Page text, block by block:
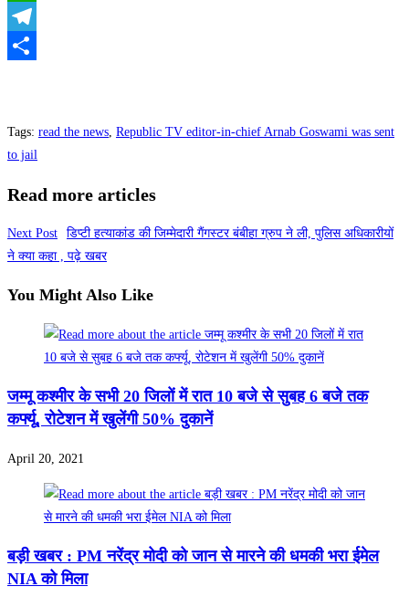
WhatsApp
Telegram
Tags: read the news Republic TV editor-in-chief Arnab Goswami was sent
to jail
Read more articles
Next Post
डिप्टी हत्याकांड की जिम्मेदारी गैंगस्टर बंबीहा ग्रुप ने ली, पुलिस अधिकारीयों
ने क्या कहा , पढ़े खबर
You Might Also Like
जम्मू कश्मीर के सभी 20 जिलों में रात 10 बजे से सुबह 6 बजे तक
कर्फ्यू, रोटेशन में खुलेंगी 50% दुकानें
April 20, 2021
बड़ी खबर : PM नरेंद्र मोदी को जान से मारने की धमकी भरा ईमेल
NIA को मिला